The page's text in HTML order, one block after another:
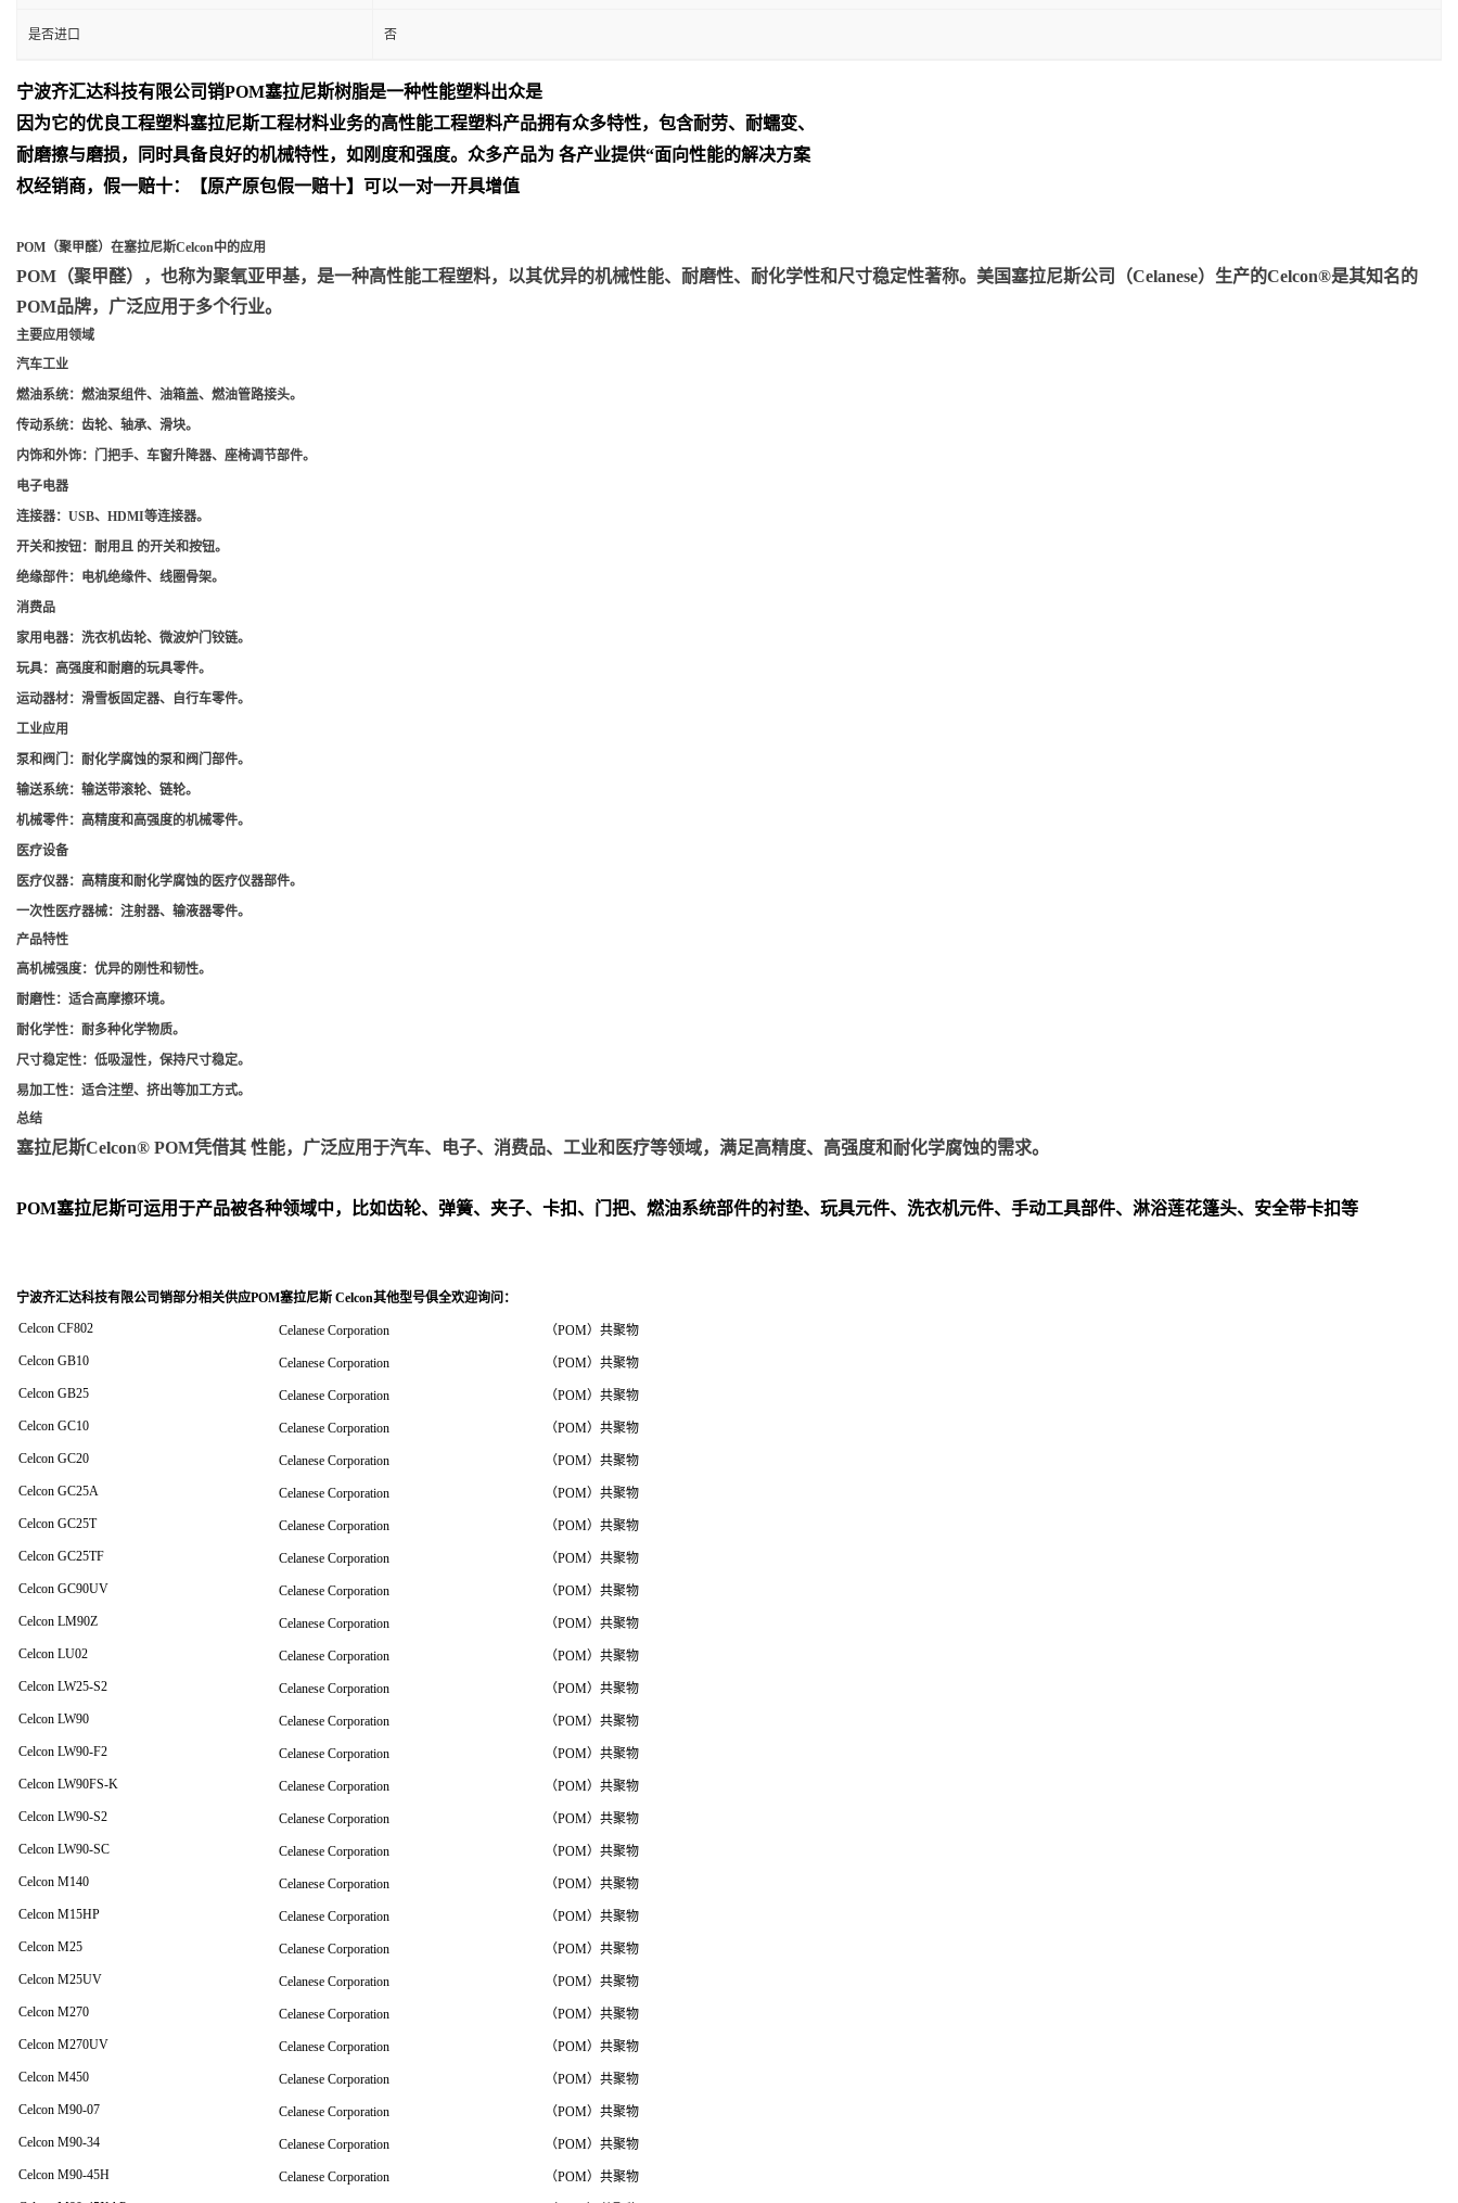
是否进口 否
宁波齐汇达科技有限公司销POM塞拉尼斯树脂是一种性能塑料出众是
因为它的优良工程塑料塞拉尼斯工程材料业务的高性能工程塑料产品拥有众多特性，包含耐劳、耐蠕变、
耐磨擦与磨损，同时具备良好的机械特性，如刚度和强度。众多产品为 各产业提供“面向性能的解决方案
权经销商，假一赔十：【原产原包假一赔十】可以一对一开具增值
POM（聚甲醛）在塞拉尼斯Celcon中的应用
POM（聚甲醛）
，也称为聚氧亚甲基，是一种高性能工程塑料，以其优异的机械性能、耐磨性、耐化学性和尺寸稳定性著称。美国塞拉尼斯公司（Celanese）生产的Celcon®是其知名的
POM品牌，广泛应用于多个行业。
主要应用领域
汽车工业
燃油系统：燃油泵组件、油箱盖、燃油管路接头。
传动系统：齿轮、轴承、滑块。
内饰和外饰：门把手、车窗升降器、座椅调节部件。
电子电器
连接器：USB、HDMI等连接器。
开关和按钮：耐用且 的开关和按钮。
绝缘部件：电机绝缘件、线圈骨架。
消费品
家用电器：洗衣机齿轮、微波炉门铰链。
玩具：高强度和耐磨的玩具零件。
运动器材：滑雪板固定器、自行车零件。
工业应用
泵和阀门 ：耐化学腐蚀的泵和阀门部件。
输送系统：输送带滚轮、链轮。
机械零件：高精度和高强度的机械零件。
医疗设备
医疗仪器：高精度和耐化学腐蚀的医疗仪器部件。
一次性医疗器械：注射器、输液器零件。
产品特性
高机械强度：优异的刚性和韧性。
耐磨性：适合高摩擦环境。
耐化学性：耐多种化学物质。
尺寸稳定性：低吸湿性，保持尺寸稳定。
易加工性：适合注塑、挤出等加工方式。
总结
塞拉尼斯Celcon® POM凭借其 性能，广泛应用于汽车、电子、消费品、工业和医疗等领域，满足高精度、高强度和耐化学腐蚀的需求。
POM塞拉尼斯可运用于产品被各种领域中，比如齿轮、弹簧、夹子、卡扣、门把、 燃油系统部件的衬垫、玩具元件、洗衣机元件、手动工具部件、淋浴莲花篷头、安全带卡扣等
宁波齐汇达科技有限公司销部分相关供应POM塞拉尼斯 Celcon其他型号俱全欢迎询问 ：
Celcon CF802
Celanese Corporation
（POM）共聚物
Celcon GB10
Celanese Corporation
（POM）共聚物
Celcon GB25
Celanese Corporation
（POM）共聚物
Celcon GC10
Celanese Corporation
（POM）共聚物
Celcon GC20
Celanese Corporation
（POM）共聚物
Celcon GC25A
Celanese Corporation
（POM）共聚物
Celcon GC25T
Celanese Corporation
（POM）共聚物
Celcon GC25TF
Celanese Corporation
（POM）共聚物
Celcon GC90UV
Celanese Corporation
（POM）共聚物
Celcon LM90Z
Celanese Corporation
（POM）共聚物
Celcon LU02
Celanese Corporation
（POM）共聚物
Celcon LW25-S2
Celanese Corporation
（POM）共聚物
Celcon LW90
Celanese Corporation
（POM）共聚物
Celcon LW90-F2
Celanese Corporation
（POM）共聚物
Celcon LW90FS-K
Celanese Corporation
（POM）共聚物
Celcon LW90-S2
Celanese Corporation
（POM）共聚物
Celcon LW90-SC
Celanese Corporation
（POM）共聚物
Celcon M140
Celanese Corporation
（POM）共聚物
Celcon M15HP
Celanese Corporation
（POM）共聚物
Celcon M25
Celanese Corporation
（POM）共聚物
Celcon M25UV
Celanese Corporation
（POM）共聚物
Celcon M270
Celanese Corporation
（POM）共聚物
Celcon M270UV
Celanese Corporation
（POM）共聚物
Celcon M450
Celanese Corporation
（POM）共聚物
Celcon M90-07
Celanese Corporation
（POM）共聚物
Celcon M90-34
Celanese Corporation
（POM）共聚物
Celcon M90-45H
Celanese Corporation
（POM）共聚物